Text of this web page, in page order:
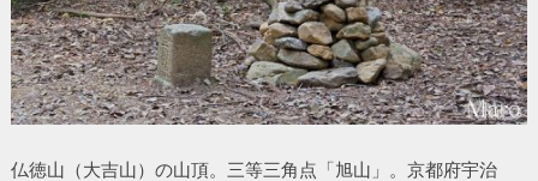
仏徳山（大吉山）の山頂。三等三角点「旭山」。京都府宇治